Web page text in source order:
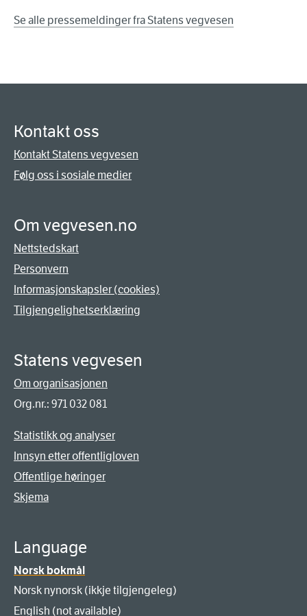
Se alle pressemeldinger fra Statens vegvesen
Kontakt oss
Kontakt Statens vegvesen
Følg oss i sosiale medier
Om vegvesen.no
Nettstedskart
Personvern
Informasjonskapsler (cookies)
Tilgjengelighetserklæring
Statens vegvesen
Om organisasjonen
Org.nr.: 971 032 081
Statistikk og analyser
Innsyn etter offentligloven
Offentlige høringer
Skjema
Language
Norsk bokmål
Norsk nynorsk (ikkje tilgjengeleg)
English (not available)